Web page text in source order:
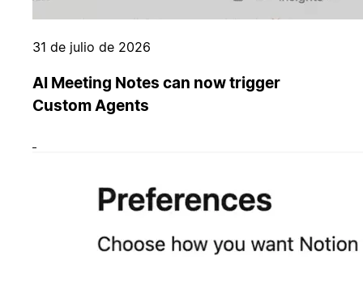
31 de julio de 2026
AI Meeting Notes can now trigger
Custom Agents